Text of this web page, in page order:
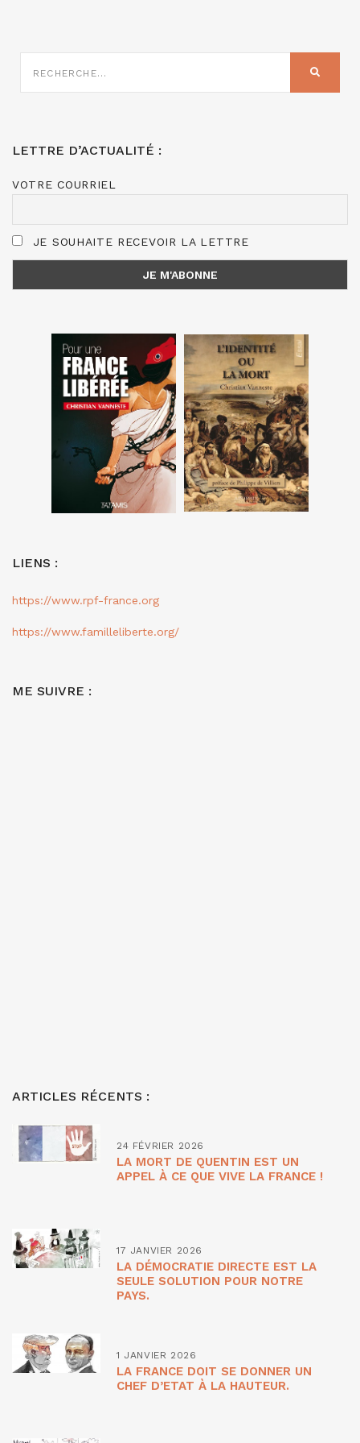
SUR
LETTRE D’ACTUALITÉ :
VOTRE COURRIEL
JE SOUHAITE RECEVOIR LA LETTRE
LIENS :
https://www.rpf-france.org
https://www.familleliberte.org/
ME SUIVRE :
ARTICLES RÉCENTS :
24 FÉVRIER 2026
LA MORT DE QUENTIN EST UN
APPEL À CE QUE VIVE LA FRANCE !
17 JANVIER 2026
LA DÉMOCRATIE DIRECTE EST LA
SEULE SOLUTION POUR NOTRE
PAYS.
1 JANVIER 2026
LA FRANCE DOIT SE DONNER UN
CHEF D’ETAT À LA HAUTEUR.